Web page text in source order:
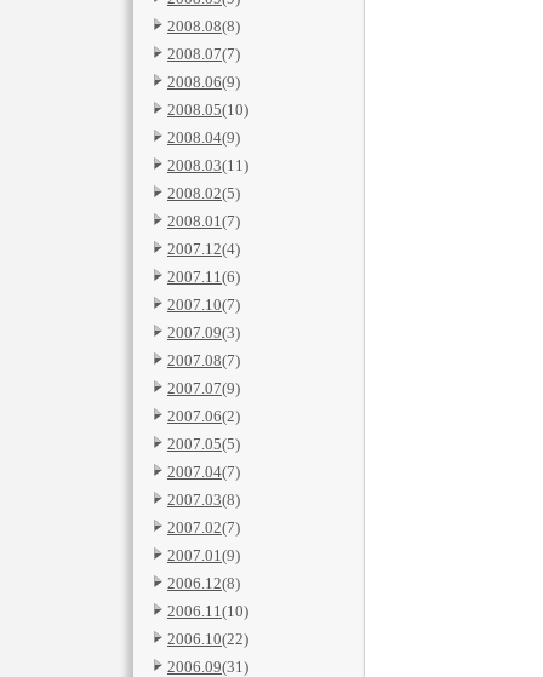
2008.08(8)
2008.07(7)
2008.06(9)
2008.05(10)
2008.04(9)
2008.03(11)
2008.02(5)
2008.01(7)
2007.12(4)
2007.11(6)
2007.10(7)
2007.09(3)
2007.08(7)
2007.07(9)
2007.06(2)
2007.05(5)
2007.04(7)
2007.03(8)
2007.02(7)
2007.01(9)
2006.12(8)
2006.11(10)
2006.10(22)
2006.09(31)